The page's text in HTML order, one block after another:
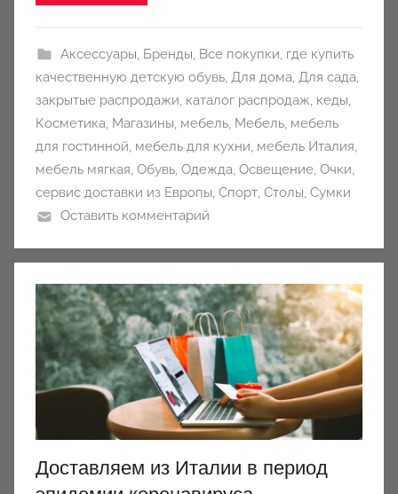
Аксессуары, Бренды, Все покупки, где купить
качественную детскую обувь, Для дома, Для сада,
закрытые распродажи, каталог распродаж, кеды,
Косметика, Магазины, мебель, Мебель, мебель
для гостинной, мебель для кухни, мебель Италия,
мебель мягкая, Обувь, Одежда, Освещение, Очки,
сервис доставки из Европы, Спорт, Столы, Сумки
Оставить комментарий
Доставляем из Италии в период